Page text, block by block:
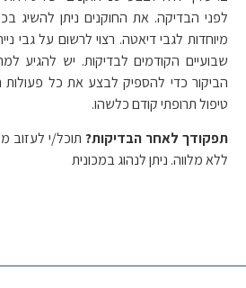
לפני הבדיקה. את החוקנים ניתן להשיג
מיוחדות לגבי דיאטה. רצוי לרשום על גבי
שבועיים הקודמים לבדיקות. יש להגיע
הביקור כדי להספיק לבצע את כל פעולות
טיפול תרופתי קודם כלשהו.
תפקודך לאחר הבדיקות? תוכל/י לעזוב
ללא מלווה. ניתן לנהוג במכונית